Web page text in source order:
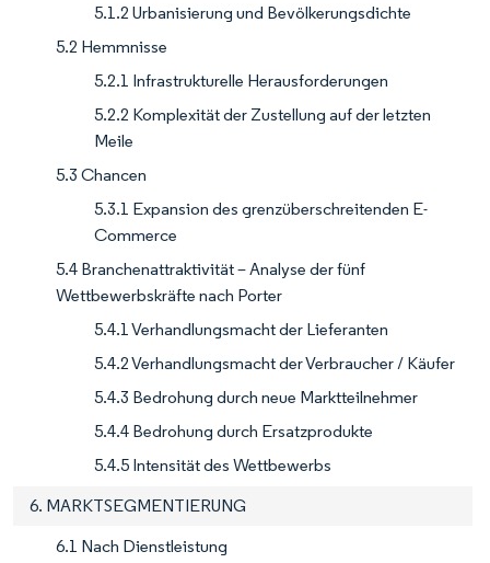
5.1.2 Urbanisierung und Bevölkerungsdichte
5.2 Hemmnisse
5.2.1 Infrastrukturelle Herausforderungen
5.2.2 Komplexität der Zustellung auf der letzten
Meile
5.3 Chancen
5.3.1 Expansion des grenzüberschreitenden E-
Commerce
5.4 Branchenattraktivität – Analyse der fünf
Wettbewerbskräfte nach Porter
5.4.1 Verhandlungsmacht der Lieferanten
5.4.2 Verhandlungsmacht der Verbraucher / Käufer
5.4.3 Bedrohung durch neue Marktteilnehmer
5.4.4 Bedrohung durch Ersatzprodukte
5.4.5 Intensität des Wettbewerbs
6. MARKTSEGMENTIERUNG
6.1 Nach Dienstleistung